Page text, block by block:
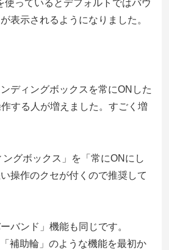
っているとデフォルトではバウ
表示されるようになりました。
ディングボックスを常にONした
する人が増えました。すごく増
グボックス」を「常にONにし
操作のクセが付くので推奨して
バンド」機能も同じです。
補助輪」のような機能を最初か